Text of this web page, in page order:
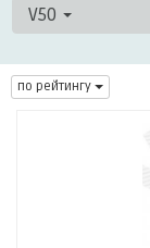
V50
по рейтингу